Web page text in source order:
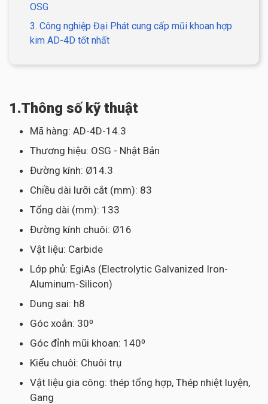
OSG
3. Công nghiệp Đại Phát cung cấp mũi khoan hợp
kim AD-4D tốt nhất
1.Thông số kỹ thuật
Mã hàng: AD-4D-14.3
Thương hiệu: OSG - Nhật Bản
Đường kính: Ø14.3
Chiều dài lưỡi cắt (mm): 83
Tổng dài (mm): 133
Đường kính chuôi: Ø16
Vật liệu: Carbide
Lớp phủ: EgiAs (Electrolytic Galvanized Iron-
Aluminum-Silicon)
Dung sai: h8
Góc xoắn: 30⁰
Góc đỉnh mũi khoan: 140⁰
Kiểu chuôi: Chuôi trụ
Vật liệu gia công: thép tổng hợp, Thép nhiệt luyện,
Gang